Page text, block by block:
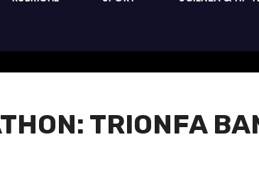
TRIONFA